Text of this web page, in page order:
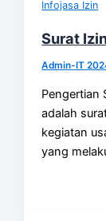
Infojasa Izin
Surat
Admin-IT
Pengertian
adalah
kegiatan
yang